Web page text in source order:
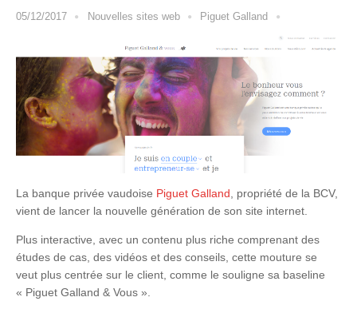
05/12/2017 Nouvelles sites web Piguet Galland
La banque privée vaudoise Piguet Galland , propriété de la BCV,
vient de lancer la nouvelle génération de son site internet.
Plus interactive, avec un contenu plus riche comprenant des
études de cas, des vidéos et des conseils, cette mouture se
veut plus centrée sur le client, comme le souligne sa baseline
« Piguet Galland & Vous ».